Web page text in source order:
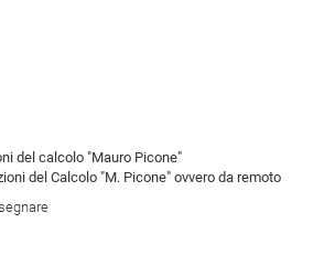
del calcolo "Mauro Picone"
del Calcolo "M. Picone" ovvero da remoto